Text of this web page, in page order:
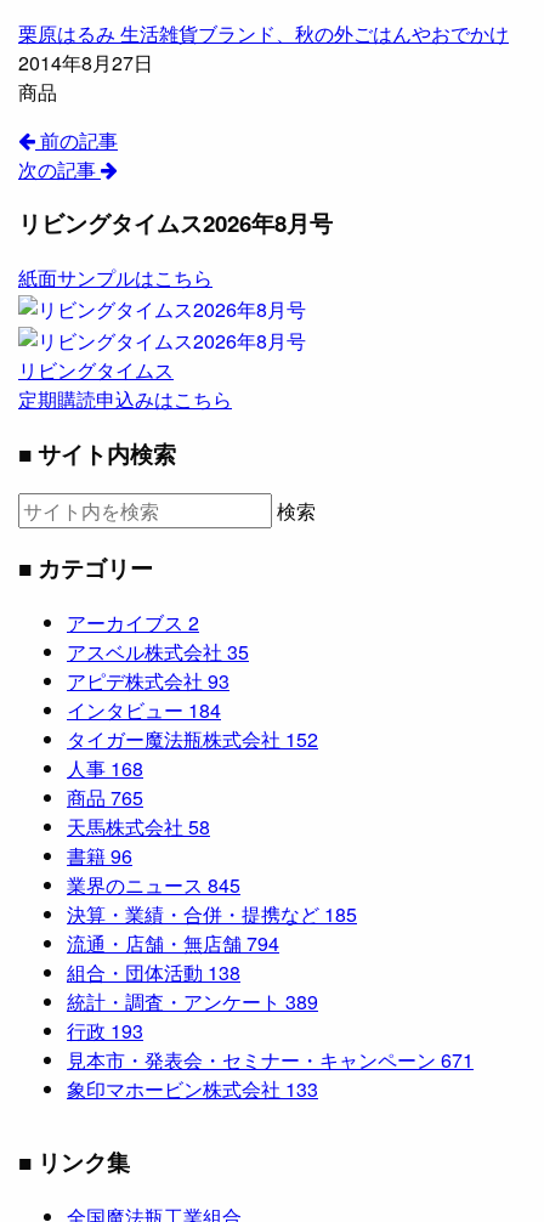
栗原はるみ 生活雑貨ブランド、秋の外ごはんやおでかけ
2014年8月27日
商品
前の記事
次の記事
リビングタイムス2026年8月号
紙面サンプルはこちら
リビングタイムス
定期購読申込みはこちら
■ サイト内検索
検索
■ カテゴリー
アーカイブス 2
アスベル株式会社 35
アピデ株式会社 93
インタビュー 184
タイガー魔法瓶株式会社 152
人事 168
商品 765
天馬株式会社 58
書籍96
業界のニュース 845
決算・業績・合併・提携など 185
流通・店舗・無店舗794
組合・団体活動 138
統計・調査・アンケート 389
行政 193
見本市・発表会・セミナー・キャンペーン 671
象印マホービン株式会社 133
■ リンク集